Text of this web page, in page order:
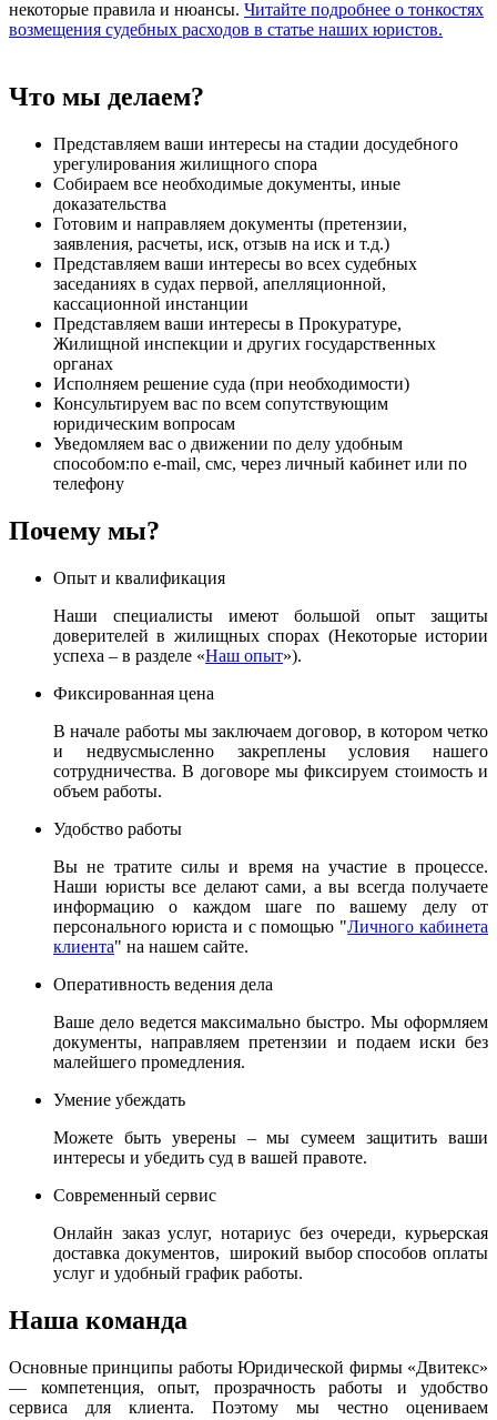
некоторые правила и нюансы. Читайте подробнее о тонкостях
возмещения судебных расходов в статье наших юристов.
Что мы делаем?
Представляем ваши интересы на стадии досудебного
урегулирования жилищного спора
Собираем все необходимые документы, иные
доказательства
Готовим и направляем документы (претензии,
заявления, расчеты, иск, отзыв на иск и т.д.)
Представляем ваши интересы во всех судебных
заседаниях в судах первой, апелляционной,
кассационной инстанции
Представляем ваши интересы в Прокуратуре,
Жилищной инспекции и других государственных
органах
Исполняем решение суда (при необходимости)
Консультируем вас по всем сопутствующим
юридическим вопросам
Уведомляем вас о движении по делу удобным
способом:по e-mail, смс, через личный кабинет или по
телефону
Почему мы?
Опыт и квалификация
Наши специалисты имеют большой опыт защиты
доверителей в жилищных спорах (Некоторые истории
успеха – в разделе «Наш опыт»).
Фиксированная цена
В начале работы мы заключаем договор, в котором четко
и недвусмысленно закреплены условия нашего
сотрудничества. В договоре мы фиксируем стоимость и
объем работы.
Удобство работы
Вы не тратите силы и время на участие в процессе.
Наши юристы все делают сами, а вы всегда получаете
информацию о каждом шаге по вашему делу от
персонального юриста и с помощью "Личного кабинета
клиента" на нашем сайте.
Оперативность ведения дела
Ваше дело ведется максимально быстро. Мы оформляем
документы, направляем претензии и подаем иски без
малейшего промедления.
Умение убеждать
Можете быть уверены – мы сумеем защитить ваши
интересы и убедить суд в вашей правоте.
Современный сервис
Онлайн заказ услуг, нотариус без очереди, курьерская
доставка документов, широкий выбор способов оплаты
услуг и удобный график работы.
Наша команда
Основные принципы работы Юридической фирмы «Двитекс»
— компетенция, опыт, прозрачность работы и удобство
сервиса для клиента. Поэтому мы честно оцениваем